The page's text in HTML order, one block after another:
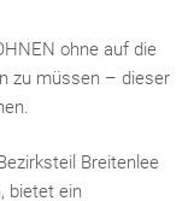
ohne auf die
zu müssen – dieser
Breitenlee
bietet ein